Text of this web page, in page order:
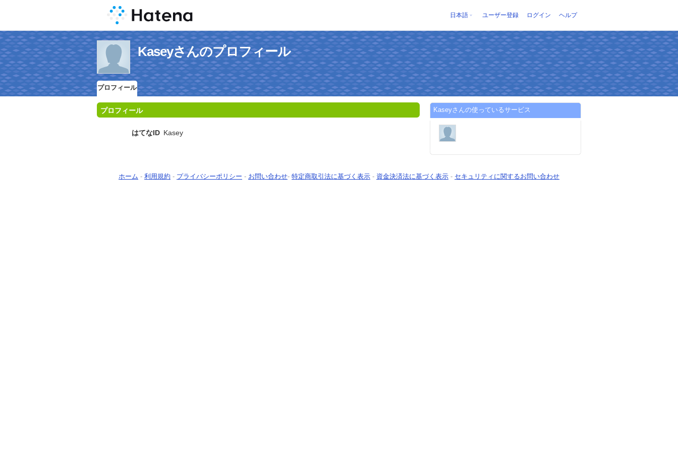
日本語 ユーザー登録 ログイン ヘルプ
Kaseyさんのプロフィール
プロフィール
プロフィール
はてなID Kasey
Kaseyさんの使っているサービス
ホーム - 利用規約 - プライバシーポリシー - お問い合わせ- 特定商取引法に基づく表示 - 資金決済法に基づく表示 - セキュリティに関するお問い合わせ